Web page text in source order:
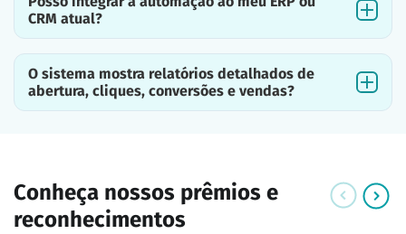
CRM atual?
O sistema mostra relatórios detalhados de
abertura, cliques, conversões e vendas?
Conheça nossos prêmios e
reconhecimentos